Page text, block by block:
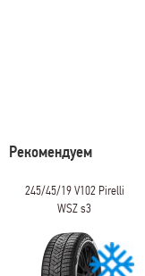
Рекомендуем
245/45/19 V102 Pirelli
WSZ s3